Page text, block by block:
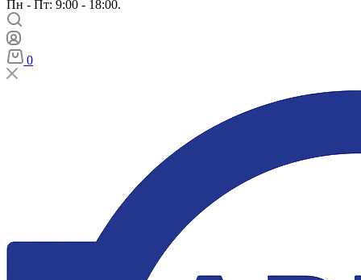
Пн - Пт: 9:00 - 18:00.
0